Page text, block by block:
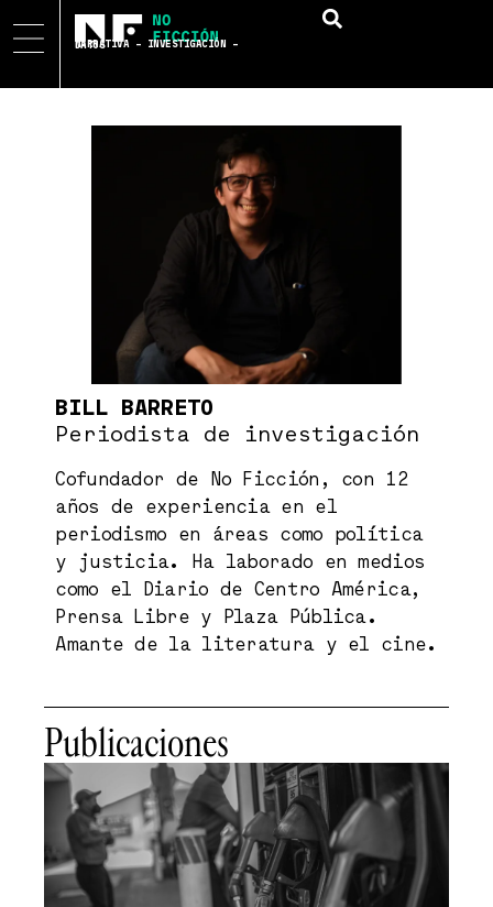
NARRATIVA – INVESTIGACIÓN – DATOS
BILL BARRETO
Periodista de investigación
Cofundador de No Ficción, con 12
años de experiencia en el
periodismo en áreas como política
y justicia. Ha laborado en medios
como el Diario de Centro América,
Prensa Libre y Plaza Pública.
Amante de la literatura y el cine.
Publicaciones